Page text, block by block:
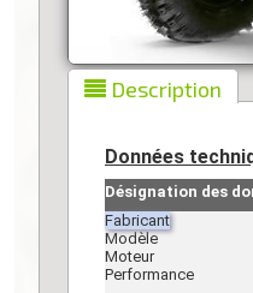
Description
Données
Désignation des
Fabricant
Modèle
Moteur
Performance